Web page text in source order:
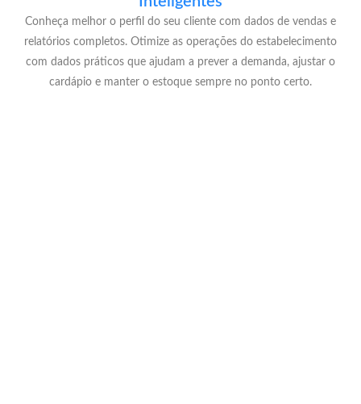
Conheça melhor o perfil do seu cliente com dados de vendas e
relatórios completos. Otimize as operações do estabelecimento
com dados práticos que ajudam a prever a demanda, ajustar o
cardápio e manter o estoque sempre no ponto certo.